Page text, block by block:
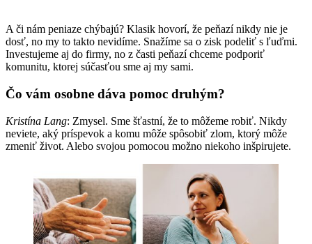
A či nám peniaze chýbajú? Klasik hovorí, že peňazí nikdy nie je
dosť, no my to takto nevidíme. Snažíme sa o zisk podeliť s ľuďmi.
Investujeme aj do firmy, no z časti peňazí chceme podporiť
komunitu, ktorej súčasťou sme aj my sami.
Čo vám osobne dáva pomoc druhým?
Kristína Lang: Zmysel. Sme šťastní, že to môžeme robiť. Nikdy
neviete, aký príspevok a komu môže spôsobiť zlom, ktorý môže
zmeniť život. Alebo svojou pomocou možno niekoho inšpirujete.